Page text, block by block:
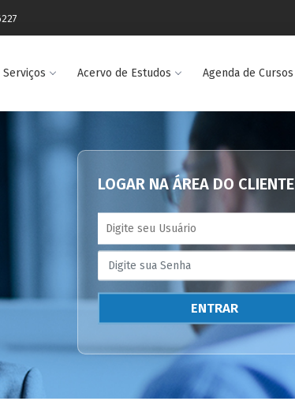
Serviços Acervo de Estudos Agenda de Cursos
LOGAR NA ÁREA DO CLIENTE
ENTRAR